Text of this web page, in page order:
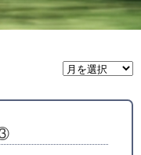
月
間
ー